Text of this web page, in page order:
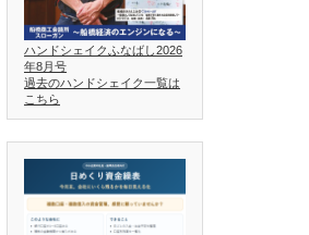
ハンドシェイクふなばし2026
年8月号
過去のハンドシェイク一覧は
こちら